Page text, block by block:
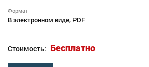
Формат
В электронном виде, PDF
Стоимость: Бесплатно